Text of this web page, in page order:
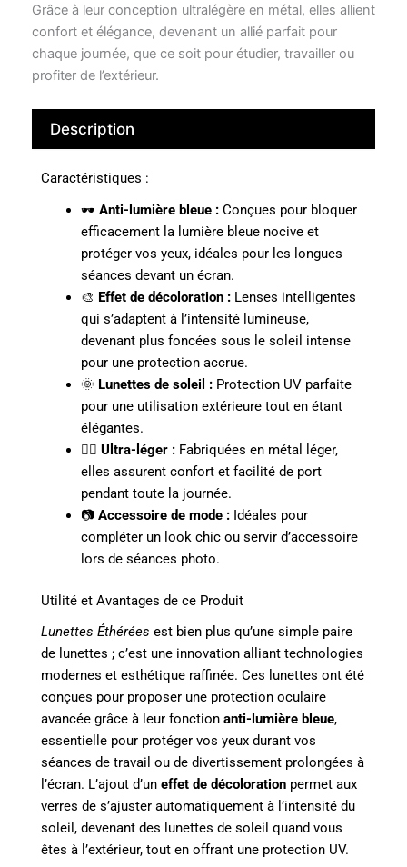
Grâce à leur conception ultralégère en métal, elles allient
confort et élégance, devenant un allié parfait pour
chaque journée, que ce soit pour étudier, travailler ou
profiter de l’extérieur.
Description
Caractéristiques :
🕶️ Anti-lumière bleue :Conçues pour bloquer
efficacement la lumière bleue nocive et
protéger vos yeux, idéales pour les longues
séances devant un écran.
🎨 Effet de décoloration :Lenses intelligentes
qui s’adaptent à l’intensité lumineuse,
devenant plus foncées sous le soleil intense
pour une protection accrue.
🌞 Lunettes de soleil :Protection UV parfaite
pour une utilisation extérieure tout en étant
élégantes.
🚶‍♂️ Ultra-léger :Fabriquées en métal léger,
elles assurent confort et facilité de port
pendant toute la journée.
📷 Accessoire de mode :Idéales pour
compléter un look chic ou servir d’accessoire
lors de séances photo.
Utilité et Avantages de ce Produit
Lunettes Éthérées est bien plus qu’une simple paire
de lunettes ; c’est une innovation alliant technologies
modernes et esthétique raffinée. Ces lunettes ont été
conçues pour proposer une protection oculaire
avancée grâce à leur fonction anti-lumière bleue,
essentielle pour protéger vos yeux durant vos
séances de travail ou de divertissement prolongées à
l’écran. L’ajout d’un effet de décoloration permet aux
verres de s’ajuster automatiquement à l’intensité du
soleil, devenant des lunettes de soleil quand vous
êtes à l’extérieur, tout en offrant une protection UV.